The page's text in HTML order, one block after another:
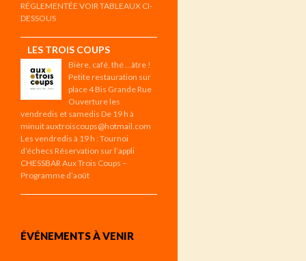
RÉGLEMENTÉE VOIR TABLEAUX CI-
DESSOUS
LES TROIS COUPS
Bière, café, thé …âtre !
Petite restauration sur
place 4 Bis Grande Rue
Ouverture les
vendredis et samedis De 19 h à
minuit auxtroiscoups@hotmail.com
Les vendredis à 19 h : Tournoi
d’échecs Réservation sur l’appli
CHESSBAR Aux Trois Coups –
Programme d’août
ÉVÉNEMENTS À VENIR